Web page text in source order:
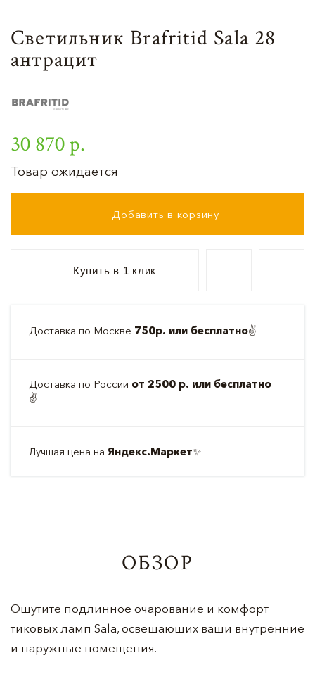
Светильник Brafritid Sala 28
антрацит
30 870 р.
Товар ожидается
Добавить в корзину
Купить в 1 клик
Доставка по Москве 750р. или бесплатно✌️
Доставка по России от 2500 р. или бесплатно
✌️
Лучшая цена на Яндекс.Маркет✨
ОБЗОР
Ощутите подлинное очарование и комфорт
тиковых ламп Sala, освещающих ваши внутренние
и наружные помещения.